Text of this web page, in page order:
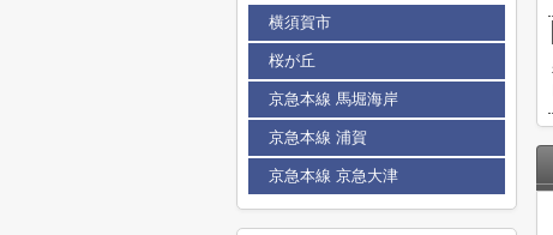
横須賀市
桜が丘
京急本線 馬堀海岸
京急本線 浦賀
京急本線 京急大津